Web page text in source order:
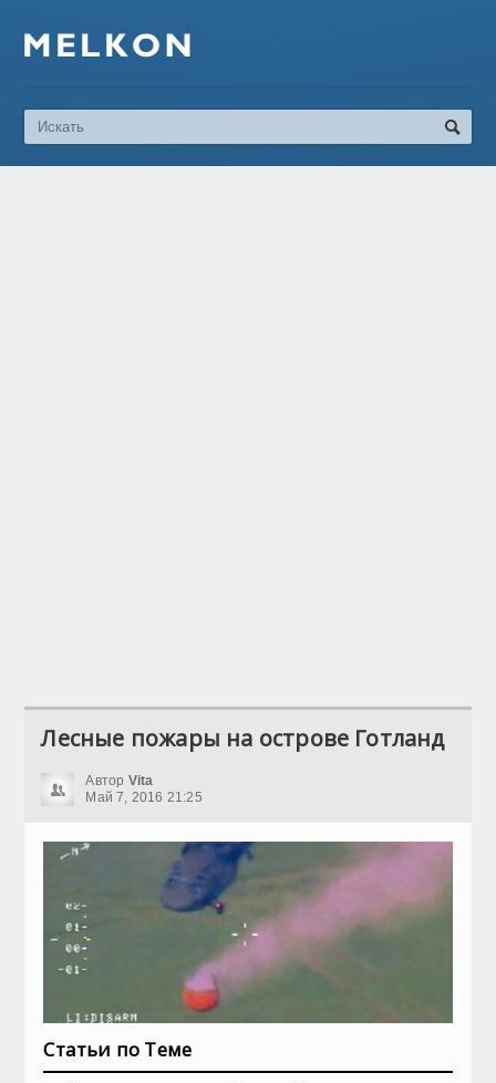
Лесные пожары на острове Готланд
Автор Vita
Май 7, 2016 21:25
Статьи по Теме